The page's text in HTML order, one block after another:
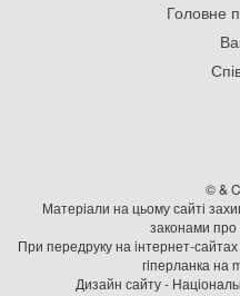
Головне
© &
Матеріали на цьому сайті
законами про
При передруку на iнтернет-сайтах
гiперланка на
Дизайн сайту -